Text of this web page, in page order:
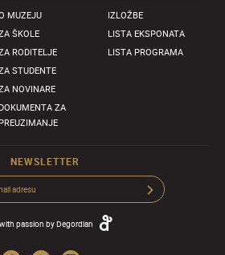
MUZEJU
ŠKOLE
RODITELJE
STUDENTE
NOVINARE
DOKUMENTA ZA
PREUZIMANJE
IZLOŽBE
LISTA EKSPONATA
LISTA PROGRAMA
NEWSLETTER
passion byDegordian